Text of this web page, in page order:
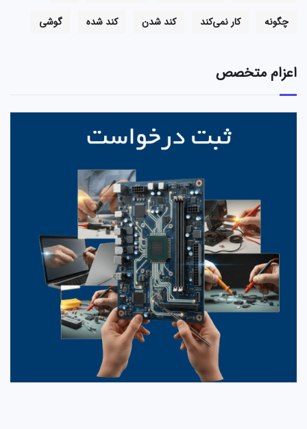
چگونه
کار نمی‌کند کند شدن کند شده گوشی
اعزام متخصص